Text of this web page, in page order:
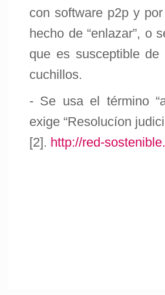
con software p2p y
hecho de “enlazar”, o
que es susceptible
cuchillos.
- Se usa el término
exige “Resolucíon
[2]. http://red-